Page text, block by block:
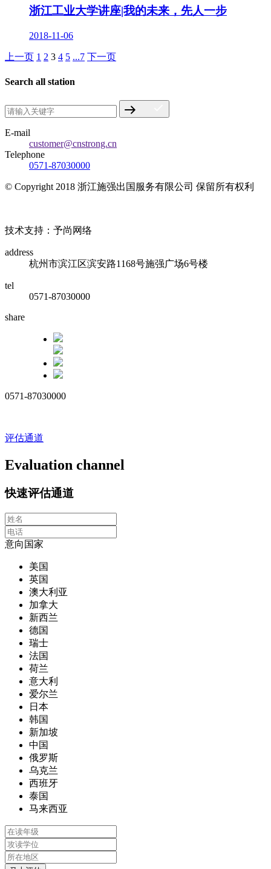
浙江工业大学讲座|我的未来，先人一步
2018-11-06
上一页 1 2 3 4 5 ...7 下一页
Search all station
E-mail
customer@cnstrong.cn
Telephone
0571-87030000
© Copyright 2018 浙江施强出国服务有限公司 保留所有权利
技术支持：予尚网络
address
杭州市滨江区滨安路1168号施强广场6号楼
tel
0571-87030000
share
0571-87030000
评估通道
Evaluation channel
快速评估通道
意向国家
美国
英国
澳大利亚
加拿大
新西兰
德国
瑞士
法国
荷兰
意大利
爱尔兰
日本
韩国
新加坡
中国
俄罗斯
乌克兰
西班牙
泰国
马来西亚